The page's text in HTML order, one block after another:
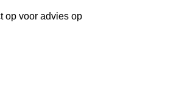
op voor advies op